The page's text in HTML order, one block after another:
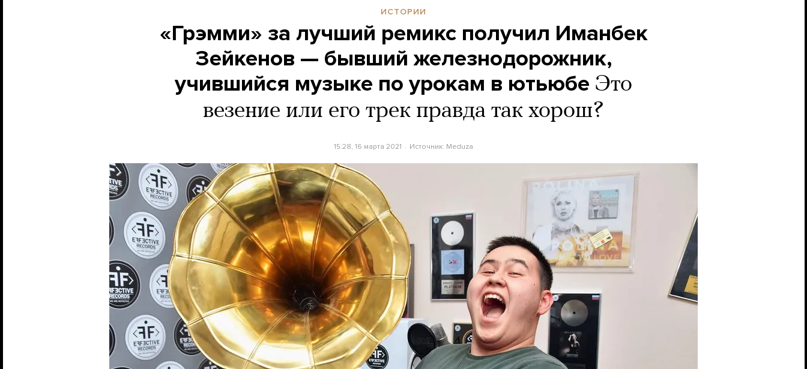
ИСТОРИИ
«Грэмми» за лучший ремикс получил Иманбек
Зейкенов — бывший железнодорожник,
учившийся музыке по урокам в ютьюбе Это
везение или его трек правда так хорош?
15:28, 16 марта 2021 Источник: Meduza